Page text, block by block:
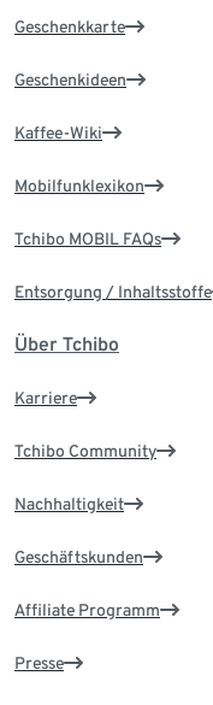
Geschenkkarte
Geschenkideen
Kaffee-Wiki
Mobilfunklexikon
Tchibo MOBIL FAQs
Entsorgung / Inhaltsstoffe
Über Tchibo
Karriere
Tchibo Community
Nachhaltigkeit
Geschäftskunden
Affiliate Programm
Presse